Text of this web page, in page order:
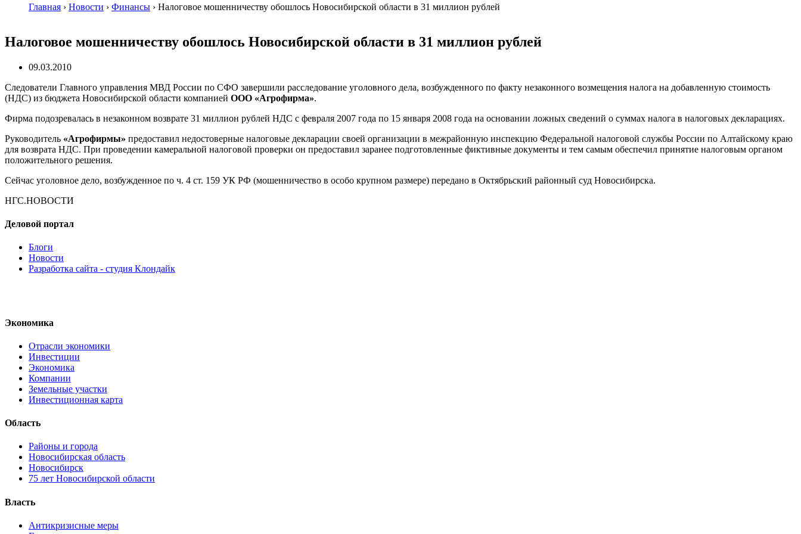
Главная › Новости › Финансы › Налоговое мошенничеству обошлось Новосибирской области в 31 миллион рублей
Налоговое мошенничеству обошлось Новосибирской области в 31 миллион рублей
09.03.2010
Следователи Главного управления МВД России по СФО завершили расследование уголовного дела, возбужденного по факту незаконного возмещения налога на добавленную стоимость
(НДС) из бюджета Новосибирской области компанией ООО «Агрофирма».
Фирма подозревалась в незаконном возврате 31 миллион рублей НДС с февраля 2007 года по 15 января 2008 года на основании ложных сведений о суммах налога в налоговых декларациях.
Руководитель «Агрофирмы» предоставил недостоверные налоговые декларации своей организации в межрайонную инспекцию Федеральной налоговой службы России по Алтайскому краю
для возврата НДС. При проведении камеральной налоговой проверки он предоставил заранее подготовленные фиктивные документы и тем самым обеспечил принятие налоговым органом
положительного решения.
Сейчас уголовное дело, возбужденное по ч. 4 ст. 159 УК РФ (мошенничество в особо крупном размере) передано в Октябрьский районный суд Новосибирска.
НГС.НОВОСТИ
Деловой портал
Блоги
Новости
Разработка сайта - студия Клондайк
Экономика
Отрасли экономики
Инвестиции
Экономика
Компании
Земельные участки
Инвестиционная карта
Область
Районы и города
Новосибирская область
Новосибирск
75 лет Новосибирской области
Власть
Антикризисные меры